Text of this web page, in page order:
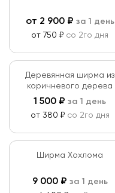
от 2 900₽ за 1 день
от 750 ₽ со 2го дня
Деревянная ширма из
коричневого дерева
1 500 ₽ за 1 день
от 380 ₽ со 2го дня
Ширма Хохлома
9 000₽ за 1 день